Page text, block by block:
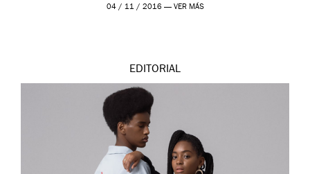
04 / 11 / 2016 — VER MÁS
EDITORIAL